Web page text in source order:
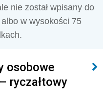
nie został wpisany do
w wysokości 75
osobowe
ryczałtowy